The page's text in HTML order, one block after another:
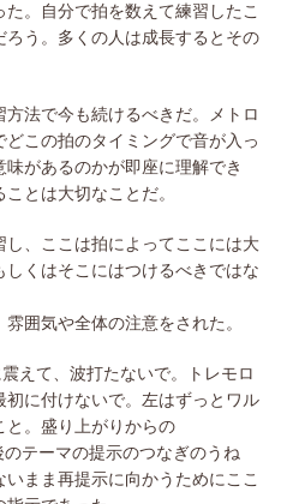
。自分で拍を数えて練習したこ
う。多くの人は成長するとその
法で今も続けるべきだ。メトロ
この拍のタイミングで音が入っ
があるのかが即座に理解でき
とは大切なことだ。
、ここは拍によってここには大
くはそこにはつけるべきではな
囲気や全体の注意をされた。
えて、波打たないで。トレモロ
に付けないで。左はずっとワル
と。盛り上がりからの
テーマの提示のつなぎのうね
まま再提示に向かうためにここ